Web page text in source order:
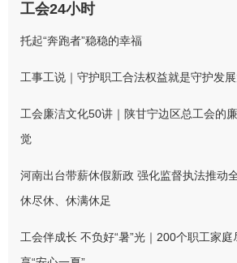
工会24小时
托起“奔跑者”稳稳的幸福
工事工说｜守护职工合法权益就是守护发
工会廉洁文化50讲｜陕甘宁边区总工会的
觉
河南出台带薪休假新政 强化监督执法推动
休尽休、休满休足
工会伴成长 不负好“暑”光｜200个职工家庭